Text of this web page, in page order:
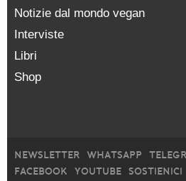
Notizie dal mondo vegan
Interviste
Libri
Shop
NEWSLETTER WHATSAPP
FACEBOOK
YOUTUBE SOSTIENICI